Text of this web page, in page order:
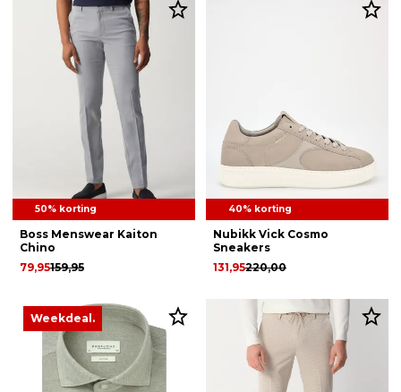
50% korting
Boss Menswear Kaiton
Chino
159,95
79,95
40% korting
Nubikk Vick Cosmo
Sneakers
220,00
131,95
Weekdeal.